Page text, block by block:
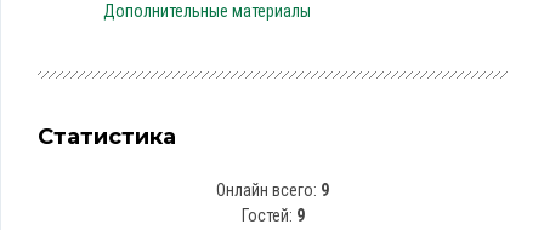
Дополнительные материалы
Статистика
Онлайн всего: 9
Гостей: 9